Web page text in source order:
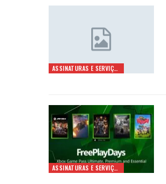
ASSINATURAS E SERVIÇOS
ASSINATURAS E SERVIÇOS